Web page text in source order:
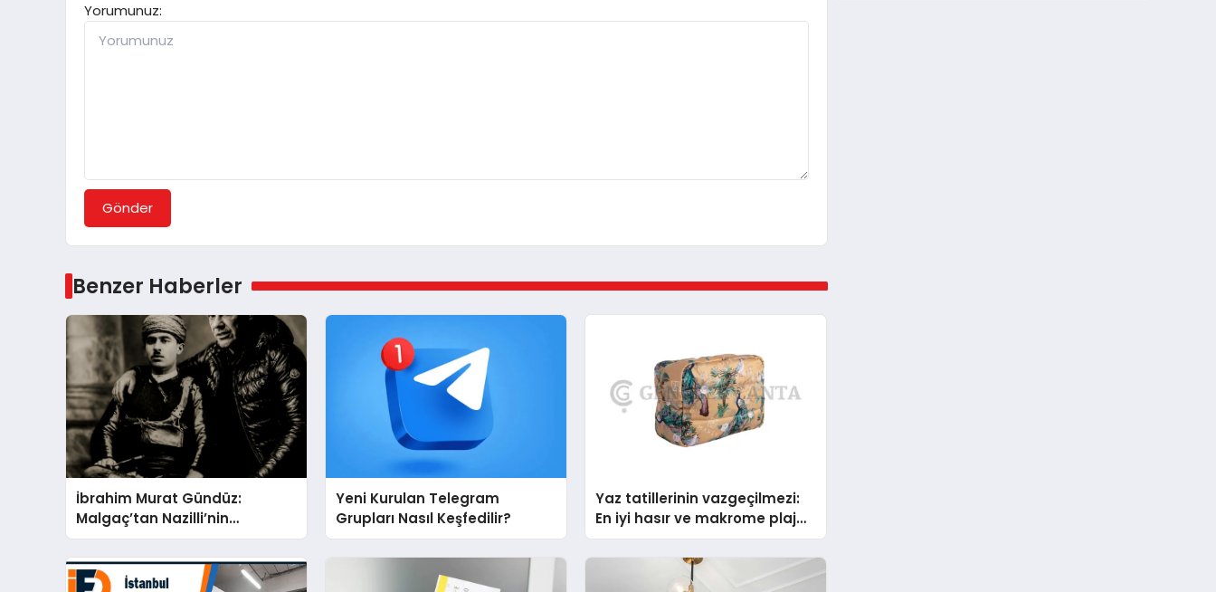
Yorumunuz:
Gönder
Benzer Haberler
İbrahim Murat Gündüz:
Malgaç’tan Nazilli’nin
Kurtuluşuna Ese Efe’nin İzinde
Bir Ülkücü Duruş
Yeni Kurulan Telegram
Grupları Nasıl Keşfedilir?
Yaz tatillerinin vazgeçilmezi:
En iyi hasır ve makrome plaj
çantası tavsiyeleri